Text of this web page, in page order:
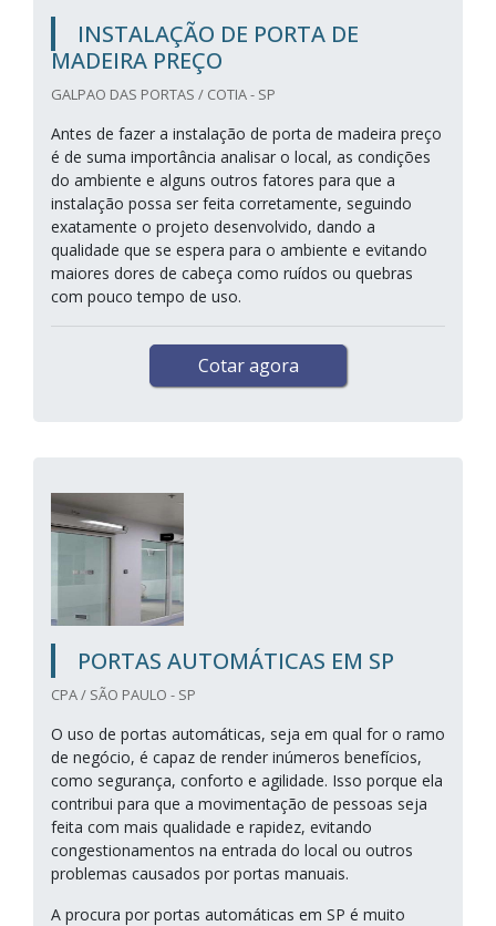
INSTALAÇÃO DE PORTA DE
MADEIRA PREÇO
GALPAO DAS PORTAS / COTIA - SP
Antes de fazer a instalação de porta de madeira preço
é de suma importância analisar o local, as condições
do ambiente e alguns outros fatores para que a
instalação possa ser feita corretamente, seguindo
exatamente o projeto desenvolvido, dando a
qualidade que se espera para o ambiente e evitando
maiores dores de cabeça como ruídos ou quebras
com pouco tempo de uso.
Cotar agora
PORTAS AUTOMÁTICAS EM SP
CPA / SÃO PAULO - SP
O uso de portas automáticas, seja em qual for o ramo
de negócio, é capaz de render inúmeros benefícios,
como segurança, conforto e agilidade. Isso porque ela
contribui para que a movimentação de pessoas seja
feita com mais qualidade e rapidez, evitando
congestionamentos na entrada do local ou outros
problemas causados por portas manuais.
A procura por portas automáticas em SP é muito